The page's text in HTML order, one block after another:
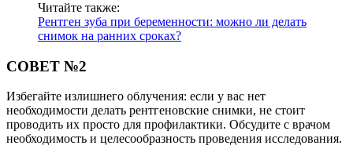
Читайте также:
Рентген зуба при беременности: можно ли делать
снимок на ранних сроках?
СОВЕТ №2
Избегайте излишнего облучения: если у вас нет
необходимости делать рентгеновские снимки, не стоит
проводить их просто для профилактики. Обсудите с врачом
необходимость и целесообразность проведения исследования.